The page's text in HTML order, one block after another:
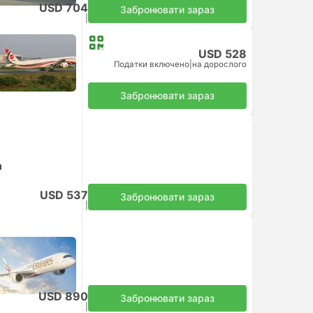
USD 704
Податки включено
на дорослого
Забронювати зараз
USD 528
Податки включено на дорослого
Забронювати зараз
USD 537
Податки включено
на дорослого
Забронювати зараз
USD 890
Податки включено
на дорослого
Забронювати зараз